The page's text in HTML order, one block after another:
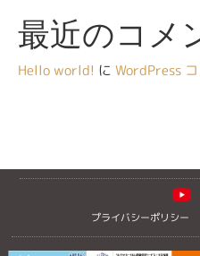
最近のコメ
Hello world! に WordPress
プライバシーポリシー